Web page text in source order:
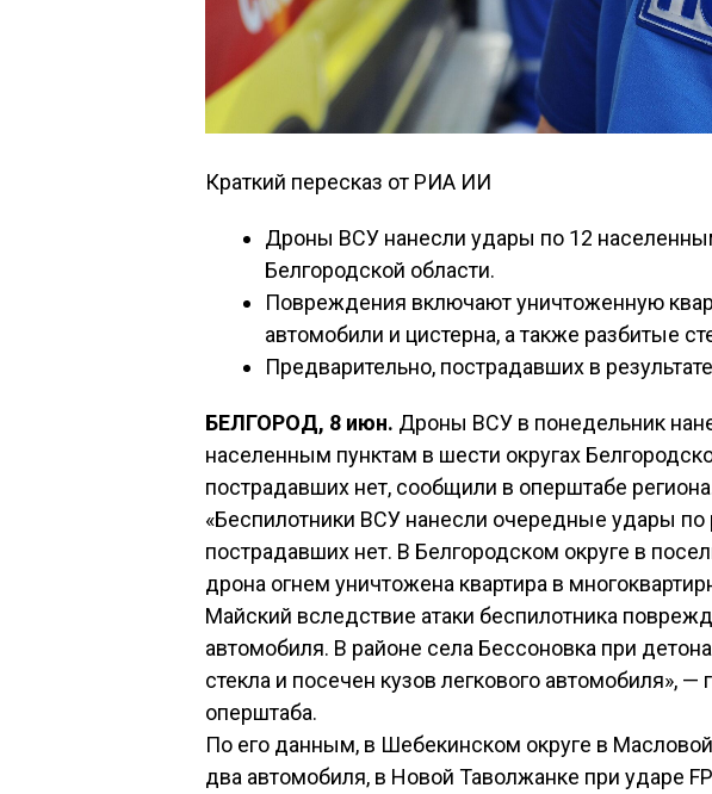
Краткий пересказ от РИА ИИ
Дроны ВСУ нанесли удары по 12
Белгородской области.
Повреждения включают уничтоженную
автомобили и цистерна, а также разбитые
Предварительно, пострадавших в
БЕЛГОРОД, 8 июн. Дроны ВСУ в понедельник
населенным пунктам в шести округах
пострадавших нет, сообщили в оперштабе
«Беспилотники ВСУ нанесли очередные удары по
пострадавших нет. В Белгородском округе в
дрона огнем уничтожена квартира в
Майский вследствие атаки беспилотника
автомобиля. В районе села Бессоновка при
стекла и посечен кузов легкового автомобиля», —
оперштаба.
По его данным, в Шебекинском округе в
два автомобиля, в Новой Таволжанке при ударе